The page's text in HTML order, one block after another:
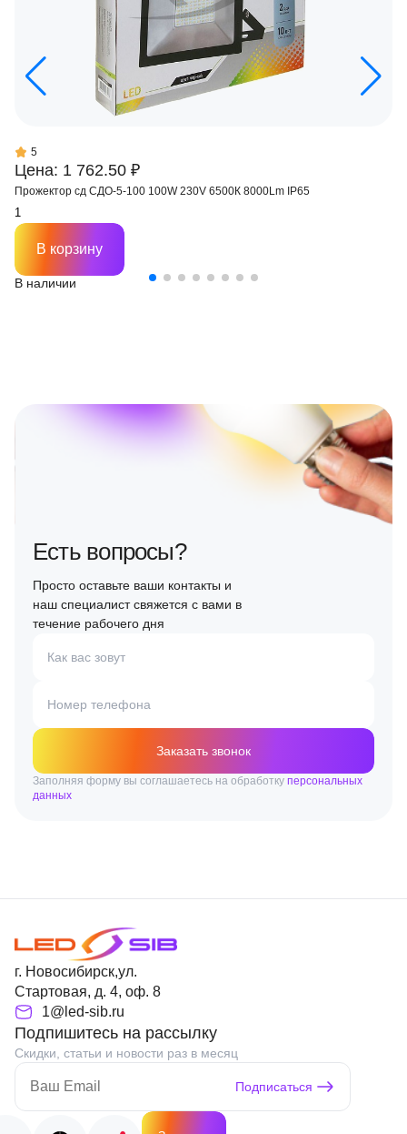
Цена: 1 762.50 ₽
5
Прожектор сд СДО-5-100 100W 230V 6500К 8000Lm IP65
В наличии
В корзину
Есть вопросы?
Просто оставьте ваши контакты и
наш специалист свяжется с вами в
течение рабочего дня
Как вас зовут
Номер телефона
Заказать звонок
Заполняя форму вы соглашаетесь на обработку персональных
данных
г. Новосибирск,ул.
Стартовая, д. 4, оф. 8
1@led-sib.ru
Подпишитесь на рассылку
Скидки, статьи и новости раз в месяц
Подписаться